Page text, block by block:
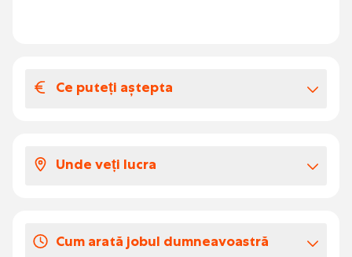
Ce puteți aștepta
Primești un pachet salarial excelent conform
grilei de salarizare pentru lemn & tapițerie,
Zilele de concediu
Unde veți lucra
Cum arată jobul dumneavoastră